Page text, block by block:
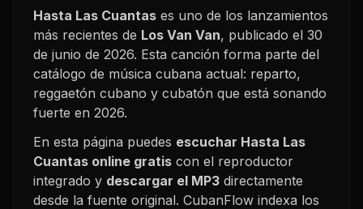
Hasta Las Cuantas es uno de los lanzamientos
más recientes de Los Van Van, publicado el 30
de junio de 2026. Esta canción forma parte del
catálogo de música cubana actual: reparto,
reggaetón cubano y cubatón que está sonando
fuerte en 2026.
En esta página puedes escuchar Hasta Las
Cuantas online gratis con el reproductor
integrado y descargar el MP3 directamente
desde la fuente original. CubanFlow indexa los